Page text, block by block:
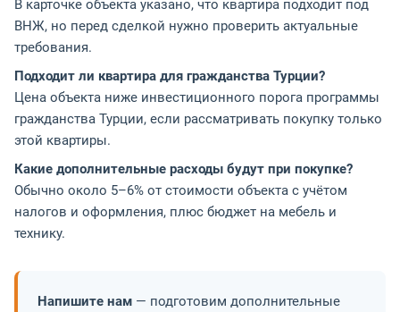
В карточке объекта указано, что квартира подходит под
ВНЖ, но перед сделкой нужно проверить актуальные
требования.
Подходит ли квартира для гражданства Турции?
Цена объекта ниже инвестиционного порога программы
гражданства Турции, если рассматривать покупку только
этой квартиры.
Какие дополнительные расходы будут при покупке?
Обычно около 5–6% от стоимости объекта с учётом
налогов и оформления, плюс бюджет на мебель и
технику.
Напишите нам — подготовим дополнительные